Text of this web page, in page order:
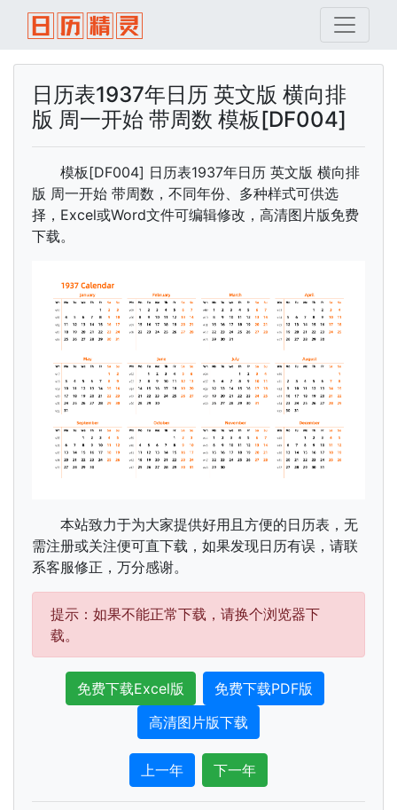
日历表1937年日历 英文版 横向排
版 周一开始 带周数 模板[DF004]
模板[DF004] 日历表1937年日历 英文版 横向排
版 周一开始 带周数，不同年份、多种样式可供选
择，Excel或Word文件可编辑修改，高清图片版免费
下载。
本站致力于为大家提供好用且方便的日历表，无
需注册或关注便可直下载，如果发现日历有误，请联
系客服修正，万分感谢。
提示：如果不能正常下载，请换个浏览器下
载。
免费下载Excel版
免费下载PDF版
高清图片版下载
上一年 下一年